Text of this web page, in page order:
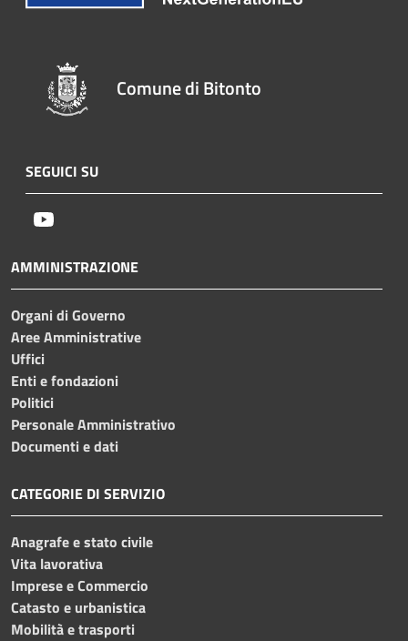
Comune di Bitonto
SEGUICI SU
AMMINISTRAZIONE
Organi di Governo
Aree Amministrative
Uffici
Enti e fondazioni
Politici
Personale Amministrativo
Documenti e dati
CATEGORIE DI SERVIZIO
Anagrafe e stato civile
Vita lavorativa
Imprese e Commercio
Catasto e urbanistica
Mobilità e trasporti